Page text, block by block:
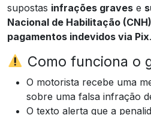
supostas infrações graves e
Nacional de Habilitação (CNH)
pagamentos indevidos via Pix.
Como funciona o
O motorista recebe uma
sobre uma falsa infração
O texto alerta que a